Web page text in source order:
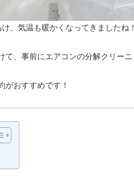
、気温も暖かくなってきましたね！
て、事前にエアコンの分解クリー
がおすすめです！